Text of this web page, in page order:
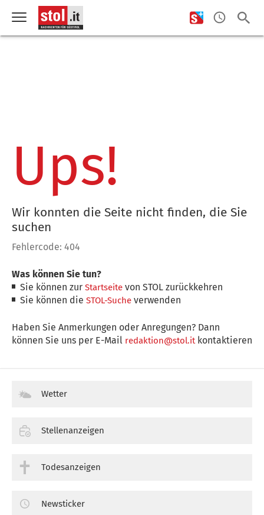
Ups!
Wir konnten die Seite nicht finden, die Sie
suchen
Fehlercode: 404
Was können Sie tun?
Sie können zurStartseite von STOL zurückkehren
Sie können dieSTOL-Suche verwenden
Haben Sie Anmerkungen oder Anregungen? Dann
können Sie uns per E-Mail redaktion@stol.itkontaktieren
Wetter
Stellenanzeigen
Todesanzeigen
Newsticker